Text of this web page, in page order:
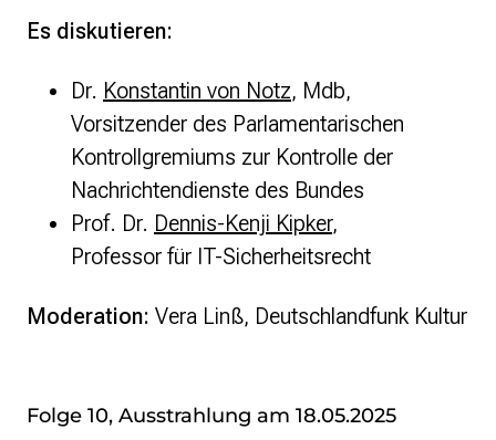
Es diskutieren:
Dr. Konstantin von Notz, Mdb,
Vorsitzender des Parlamentarischen
Kontrollgremiums zur Kontrolle der
Nachrichtendienste des Bundes
Prof. Dr. Dennis-Kenji Kipker,
Professor für IT-Sicherheitsrecht
Moderation: Vera Linß, Deutschlandfunk Kultur
Folge 10, Ausstrahlung am 18.05.2025